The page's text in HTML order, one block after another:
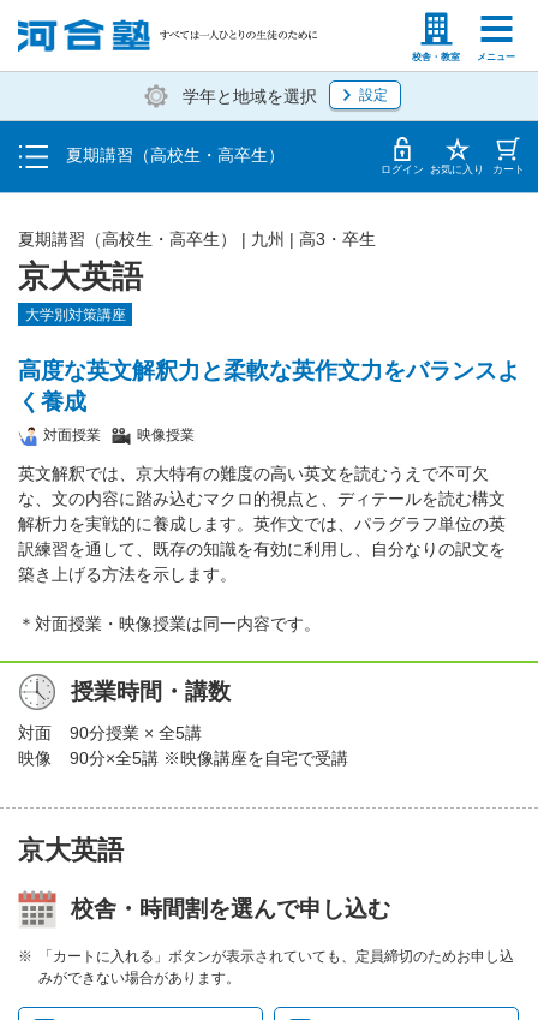
校舎・教室 メニュー
塾生の方 高等学校の先生
学年と地域を選択 設定
夏期講習（高校生・高卒生）
受講料・お申し込み方法
受講開始までの流れ
校舎・教室一覧 ログイン お気に入り カート
京大英語
夏期講習（高校生・高卒生） | 九州 | 高3・卒生
大学別対策講座
高度な英文解釈力と柔軟な英作文力をバランスよ
く養成
対面授業 映像授業
英文解釈では、京大特有の難度の高い英文を読むうえで不可欠
な、文の内容に踏み込むマクロ的視点と、ディテールを読む構文
解析力を実戦的に養成します。英作文では、パラグラフ単位の英
訳練習を通して、既存の知識を有効に利用し、自分なりの訳文を
築き上げる方法を示します。
＊対面授業・映像授業は同一内容です。
授業時間・講数
対面
90分授業 × 全5講
映像
90分×全5講 ※映像講座を自宅で受講
京大英語
校舎・時間割を選んで申し込む
「カートに入れる」ボタンが表示されていても、定員締切のためお申し込
みができない場合があります。